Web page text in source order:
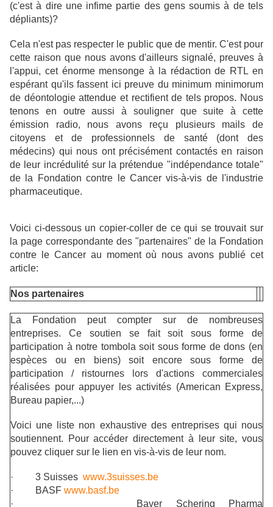
(c'est à dire une infime partie des gens soumis à de tels
dépliants)?
Cela n'est pas respecter le public que de mentir. C'est pour
cette raison que nous avons d'ailleurs signalé, preuves à
l'appui, cet énorme mensonge à la rédaction de RTL en
espérant qu'ils fassent ici preuve du minimum minimorum
de déontologie attendue et rectifient de tels propos. Nous
tenons en outre aussi à souligner que suite à cette
émission radio, nous avons reçu plusieurs mails de
citoyens et de professionnels de santé (dont des
médecins) qui nous ont précisément contactés en raison
de leur incrédulité sur la prétendue "indépendance totale"
de la Fondation contre le Cancer vis-à-vis de l'industrie
pharmaceutique.
Voici ci-dessous un copier-coller de ce qui se trouvait sur
la page correspondante des "partenaires" de la Fondation
contre le Cancer au moment où nous avons publié cet
article:
Nos partenaires
La Fondation
peut compter sur de nombreuses
entreprises. Ce soutien se fait soit sous forme de
participation à notre tombola soit sous forme de dons (en
espèces ou en biens) soit encore sous forme de
participation / ristournes lors d'actions commerciales
réalisées pour appuyer les activités (American Express,
Bureau papier,...)
Voici une liste non exhaustive des entreprises qui nous
soutiennent. Pour accéder directement à leur site, vous
pouvez cliquer sur le lien en vis-à-vis de leur nom.
· 3 Suisses www.3suisses.be
·
BASF www.basf.be
·
Bayer Schering Pharma